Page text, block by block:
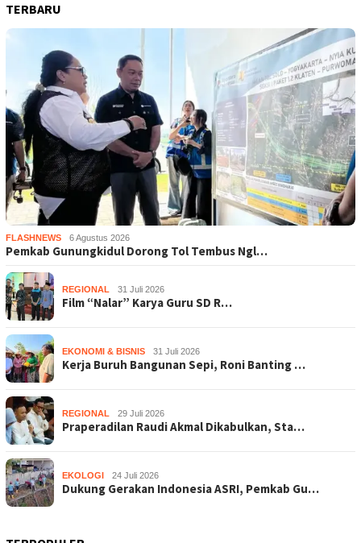
TERBARU
FLASHNEWS 6 Agustus 2026
Pemkab Gunungkidul Dorong Tol Tembus Ngl…
REGIONAL 31 Juli 2026
Film “Nalar” Karya Guru SD R…
EKONOMI & BISNIS 31 Juli 2026
Kerja Buruh Bangunan Sepi, Roni Banting …
REGIONAL 29 Juli 2026
Praperadilan Raudi Akmal Dikabulkan, Sta…
EKOLOGI 24 Juli 2026
Dukung Gerakan Indonesia ASRI, Pemkab Gu…